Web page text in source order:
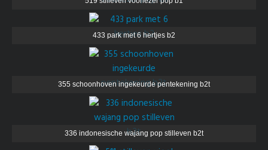
433 park met 6 hertjes b2
355 schoonhoven ingekeurde pentekening b2t
336 indonesische wajang pop stilleven b2t